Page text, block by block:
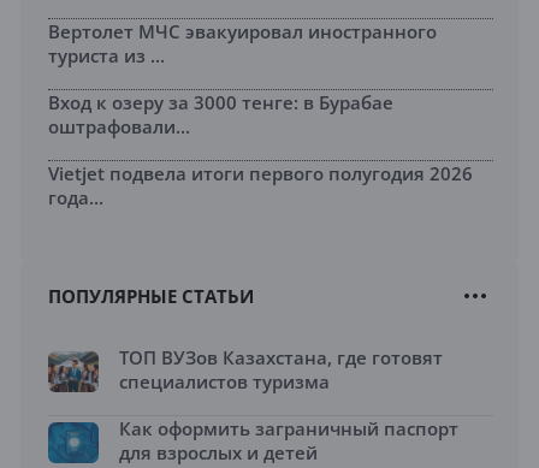
Вертолет МЧС эвакуировал иностранного
туриста из ...
Вход к озеру за 3000 тенге: в Бурабае
оштрафовали...
Vietjet подвела итоги первого полугодия 2026
года...
ПОПУЛЯРНЫЕ СТАТЬИ
ТОП ВУЗов Казахстана, где готовят
специалистов туризма
Как оформить заграничный паспорт
для взрослых и детей